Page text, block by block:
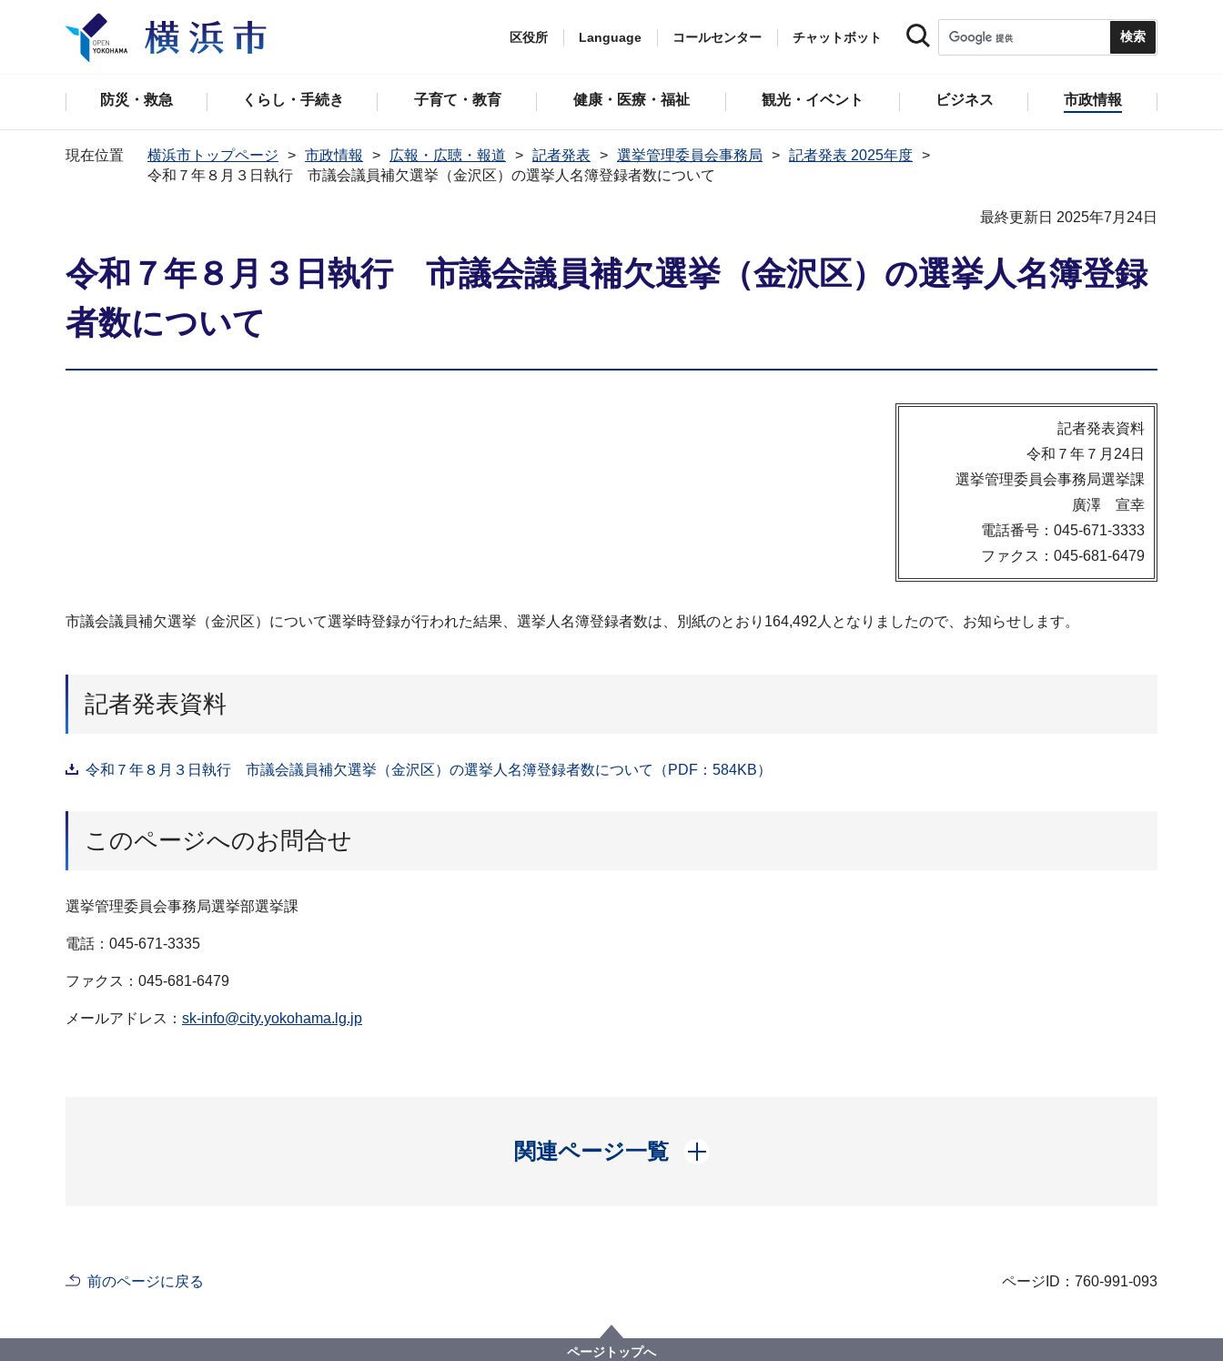
区役所 Language コールセンター チャットボット
防災・救急 くらし・手続き 子育て・教育 健康・医療・福祉 観光・イベント ビジネス 市政情報
現在位置 横浜市トップページ 市政情報 広報・広聴・報道 記者発表 選挙管理委員会事務局
記者発表 2025年度
令和７年８月３日執行 市議会議員補欠選挙（金沢区）の選挙人名簿登録者数について
最終更新日 2025年7月24日
令和７年８月３日執行 市議会議員補欠選挙（金沢区）の選挙人名簿登録
者数について
記者発表資料
令和７年７月24日
選挙管理委員会事務局選挙課
廣澤 宣幸
電話番号：045-671-3333
ファクス：045-681-6479
市議会議員補欠選挙（金沢区）について選挙時登録が行われた結果、選挙人名簿登録者数は、別紙のとおり164,492人となりましたので、お知らせします。
記者発表資料
令和７年８月３日執行 市議会議員補欠選挙（金沢区）の選挙人名簿登録者数について（PDF：584KB）
このページへのお問合せ
選挙管理委員会事務局選挙部選挙課
電話：045-671-3335
ファクス：045-681-6479
メールアドレス： sk-info@city.yokohama.lg.jp
関連ページ一覧
開く
前のページに戻る ページID：760-991-093
ページトップへ